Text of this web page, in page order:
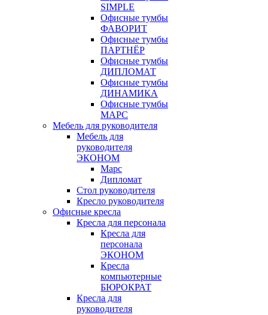
SIMPLE
Офисные тумбы
ФАВОРИТ
Офисные тумбы
ПАРТНЁР
Офисные тумбы
ДИПЛОМАТ
Офисные тумбы
ДИНАМИКА
Офисные тумбы
МАРС
Мебель для руководителя
Мебель для
руководителя
ЭКОНОМ
Марс
Дипломат
Стол руководителя
Кресло руководителя
Офисные кресла
Кресла для персонала
Кресла для
персонала
ЭКОНОМ
Кресла
компьютерные
БЮРОКРАТ
Кресла для
руководителя